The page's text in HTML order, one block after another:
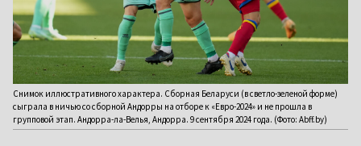
Снимок иллюстративного характера. Сборная Беларуси (в светло-зеленой форме)
сыграла в ничью со сборной Андорры на отборе к «Евро-2024» и не прошла в
групповой этап. Андорра-ла-Велья, Андорра. 9 сентября 2024 года. (Фото: Abff.by)